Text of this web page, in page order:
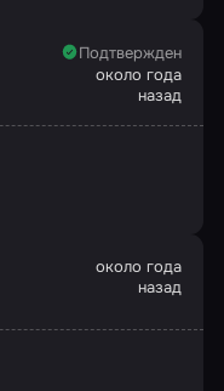
Подтвержден
около года
назад
около года
назад